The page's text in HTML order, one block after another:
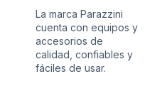
La marca Parazzini
cuenta con equipos y
accesorios de
calidad, confiables y
fáciles de usar.